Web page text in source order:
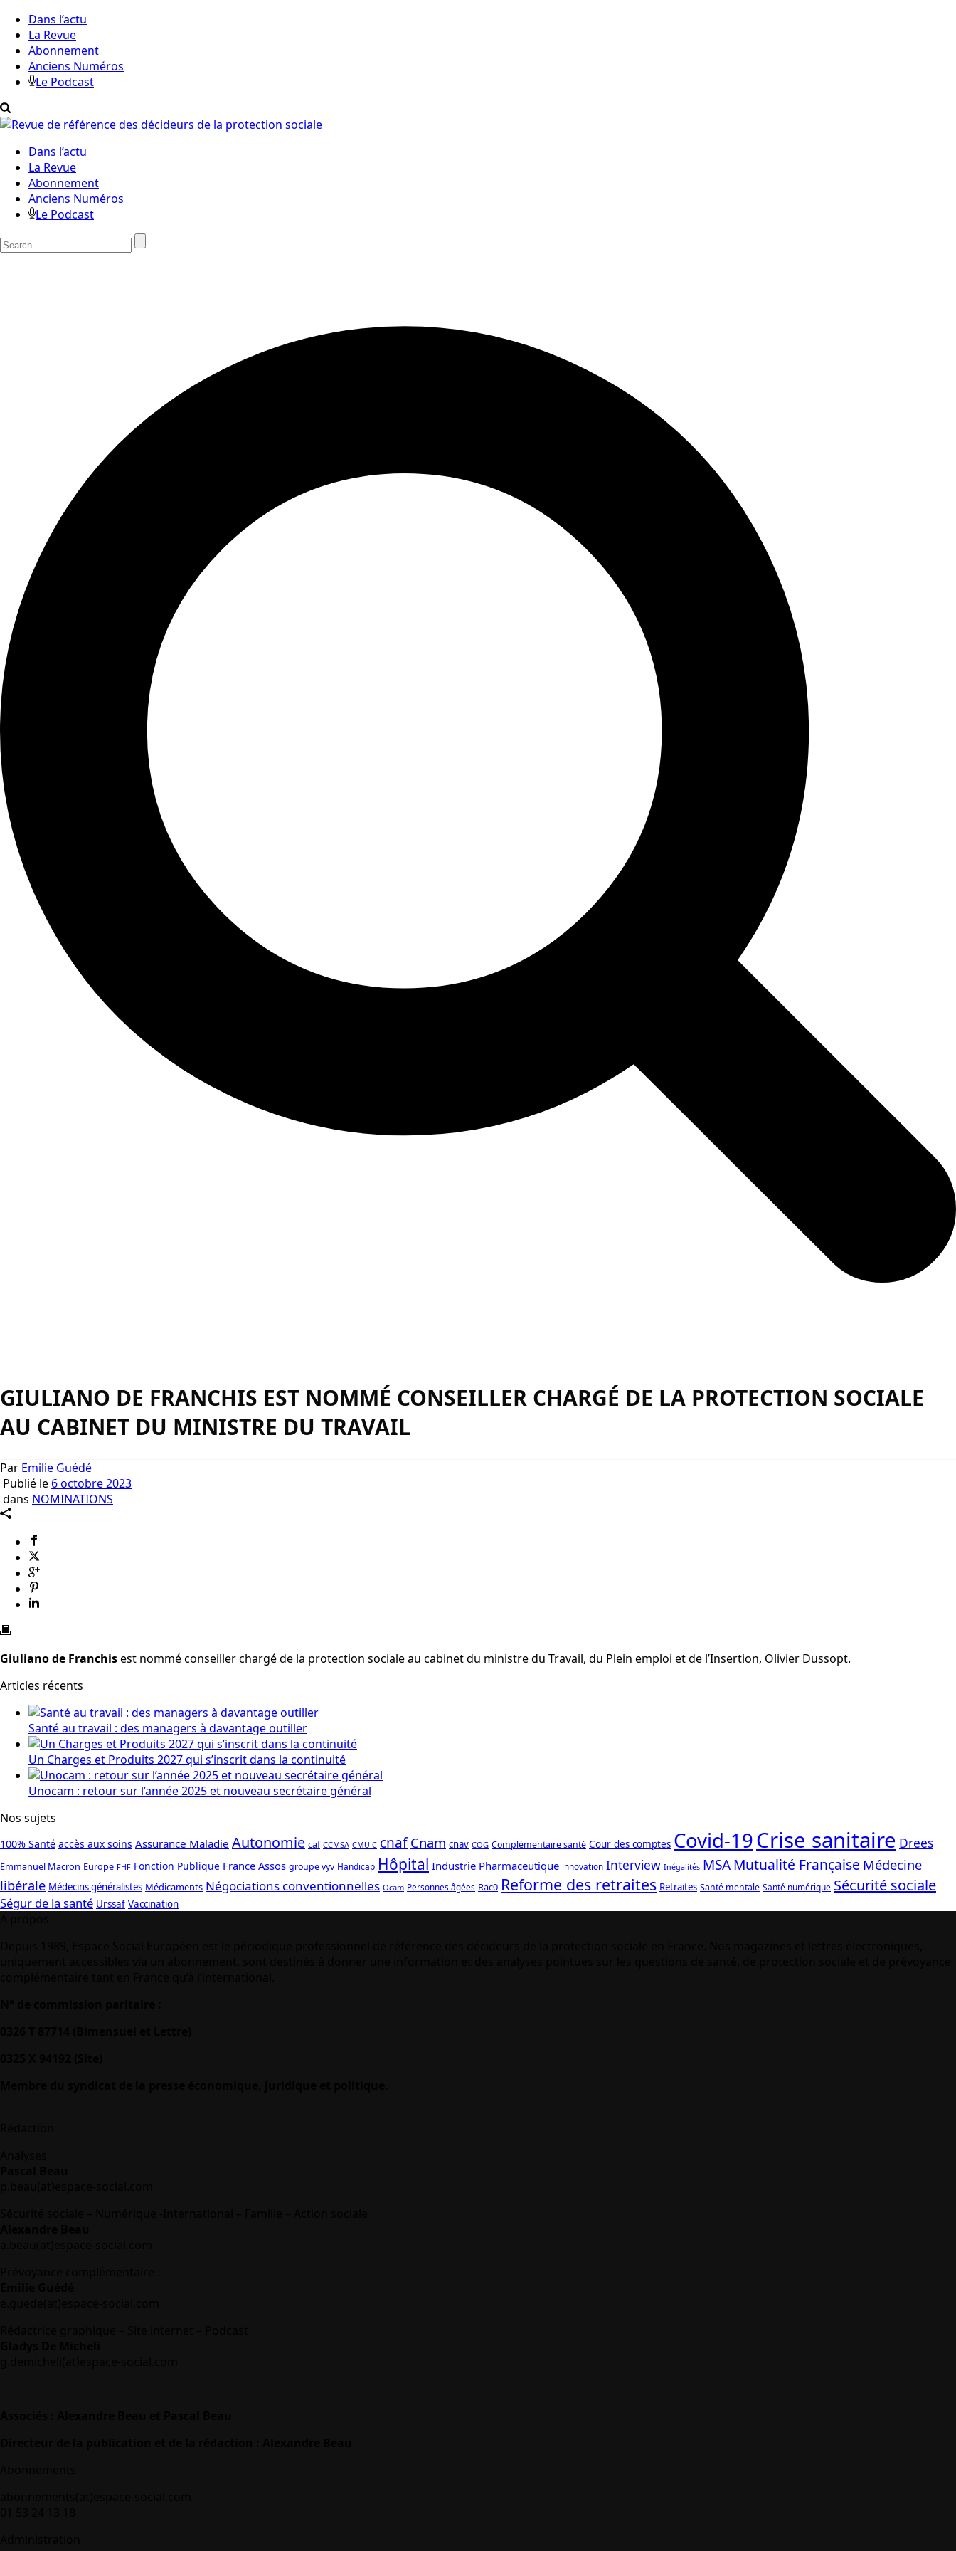
Dans l’actu
La Revue
Abonnement
Anciens Numéros
Le Podcast
Dans l’actu
La Revue
Abonnement
Anciens Numéros
Le Podcast
GIULIANO DE FRANCHIS EST NOMMÉ CONSEILLER CHARGÉ DE LA PROTECTION SOCIALE
AU CABINET DU MINISTRE DU TRAVAIL
Par Emilie Guédé
Publié le 6 octobre 2023
dans NOMINATIONS
Giuliano de Franchisest nommé conseiller chargé de la protection sociale au cabinet du ministre du Travail, du Plein emploi et de l’Insertion, Olivier Dussopt.
Articles récents
Santé au travail : des managers à davantage outiller
Un Charges et Produits 2027 qui s’inscrit dans la continuité
Unocam : retour sur l’année 2025 et nouveau secrétaire général
Nos sujets
100% Santé accès aux soins Assurance Maladie Autonomie caf CCMSA CMU-C cnaf Cnam cnav COG Complémentaire santé Cour des comptes Covid-19Crise sanitaire Drees
Emmanuel Macron Europe FHF Fonction Publique France Assos groupe vyv Handicap Hôpital Industrie Pharmaceutique innovation Interview Inégalités MSAMutualité Française Médecine
libérale Médecins généralistes Médicaments Négociations conventionnelles Ocam Personnes âgées Rac0 Reforme des retraites Retraites Santé mentale Santé numérique Sécurité sociale
Ségur de la santé Urssaf Vaccination